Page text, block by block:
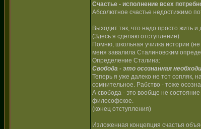
Счастье - исполнение всех
Абсолютное счастье недостижимо
Выходит так, что надо просто жить
(Здесь я сделаю отступление)
Помню, школьная училка истории
меня завалила Сталиновским
Определение Сталина:
Свобода - это осознанная
Теперь я уже далеко не тот сопляк,
сомнительное. Рабство - тоже
А свобода - это вообще не
философское.
(конец отступления)
Изложенная концепция счастья